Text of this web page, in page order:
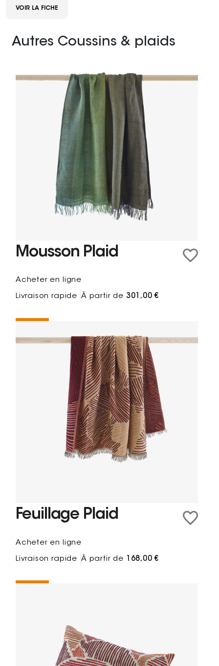
VOIR LA FICHE
Autres Coussins & plaids
Mousson Plaid
Acheter en ligne
Livraison rapide À partir de 301,00 €
Feuillage Plaid
Acheter en ligne
Livraison rapide À partir de 168,00 €